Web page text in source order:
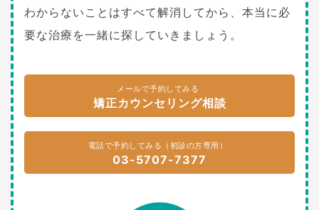
わからないことはすべて解消してから、本当に必
要な治療を一緒に探していきましょう。
メールで予約してみる
矯正カウンセリング相談
電話で予約してみる（初診の方専用）
03-5707-7377